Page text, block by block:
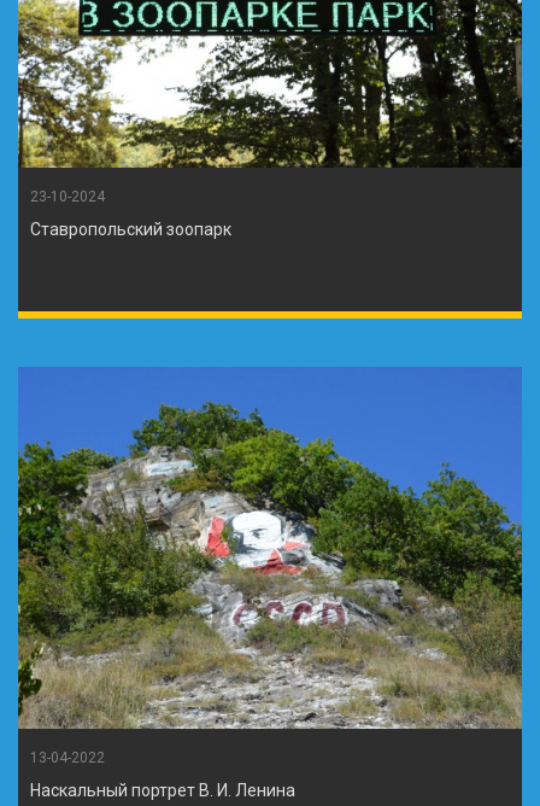
23-10-2024
Ставропольский зоопарк
13-04-2022
Наскальный портрет В. И. Ленина